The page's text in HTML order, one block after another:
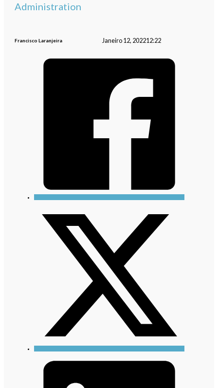
Administration
Francisco Laranjeira Janeiro 12, 202212:22